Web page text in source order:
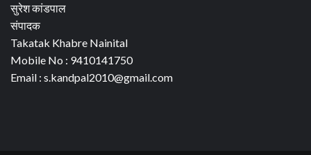
सुरेश कांडपाल
संपादक
Takatak Khabre Nainital
Mobile No : 9410141750
Email : s.kandpal2010@gmail.com